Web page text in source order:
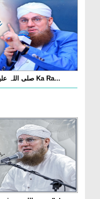
Pyare Aaqa صلی اللہ علیہ و اٰلہ وصحبہ وسلم Ka Ra...